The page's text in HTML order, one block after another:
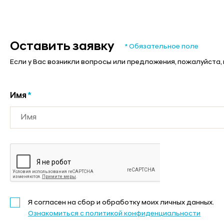
Оставить заявку * Обязательное поле
Если у Вас возникли вопросы или предложения,
Имя*
Я согласен на сбор и обработку моих личных данных.
Ознакомиться с политикой конфиденциальности